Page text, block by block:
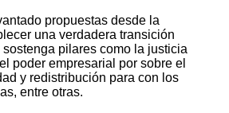
propuestas desde la
una verdadera transición
pilares como la justicia
poder empresarial por sobre el
y redistribución para con los
entre otras.